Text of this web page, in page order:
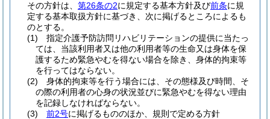
その方針は、 第26条の2に規定する基本方針及び前条に規
定する基本取扱方針に基づき、次に掲げるところによるも
のとする。
(1)
指定介護予防訪問リハビリテーションの提供に当たっ
ては、当該利用者又は他の利用者等の生命又は身体を保
護するため緊急やむを得ない場合を除き、身体的拘束等
を行ってはならない。
(2)
身体的拘束等を行う場合には、その態様及び時間、そ
の際の利用者の心身の状況並びに緊急やむを得ない理由
を記録しなければならない。
(3)
前2号に掲げるもののほか、規則で定める方針